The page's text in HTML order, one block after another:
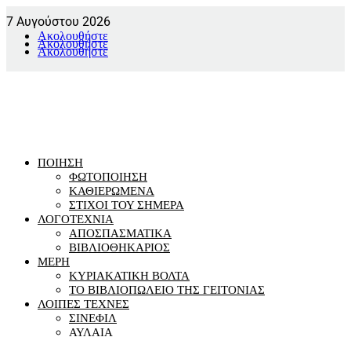
7 Αυγούστου 2026
Ακολουθήστε
Ακολουθήστε
Ακολουθήστε
ΠΟΙΗΣΗ
ΦΩΤΟΠΟΙΗΣΗ
ΚΑΘΙΕΡΩΜΕΝΑ
ΣΤΙΧΟΙ ΤΟΥ ΣΗΜΕΡΑ
ΛΟΓΟΤΕΧΝΙΑ
ΑΠΟΣΠΑΣΜΑΤΙΚΑ
ΒΙΒΛΙΟΘΗΚΑΡΙΟΣ
ΜΕΡΗ
ΚΥΡΙΑΚΑΤΙΚΗ ΒΟΛΤΑ
ΤΟ ΒΙΒΛΙΟΠΩΛΕΙΟ ΤΗΣ ΓΕΙΤΟΝΙΑΣ
ΛΟΙΠΕΣ ΤΕΧΝΕΣ
ΣΙΝΕΦΙΛ
ΑΥΛΑΙΑ